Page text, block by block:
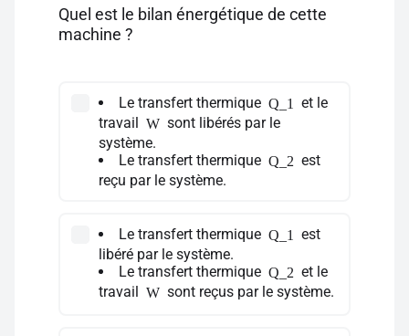
Quel est le bilan énergétique de cette
machine ?
Le transfert thermique Q_1
et le
travail
W sont libérés par le
système.
Le transfert thermique Q_2 est
reçu par le système.
Le transfert thermique Q_1
est
libéré par le système.
Le transfert thermique Q_2 et le
travail
W sont reçus par le système.